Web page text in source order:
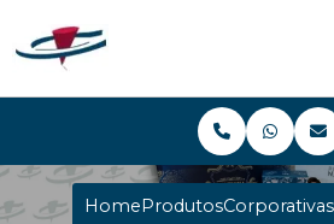
HomeProdutosCorporativas